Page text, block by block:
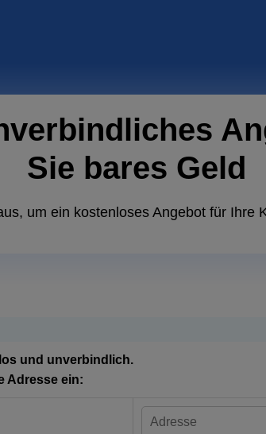
Sie bares Geld
um ein kostenloses Angebot für Ihre
und unverbindlich.
Adresse ein: